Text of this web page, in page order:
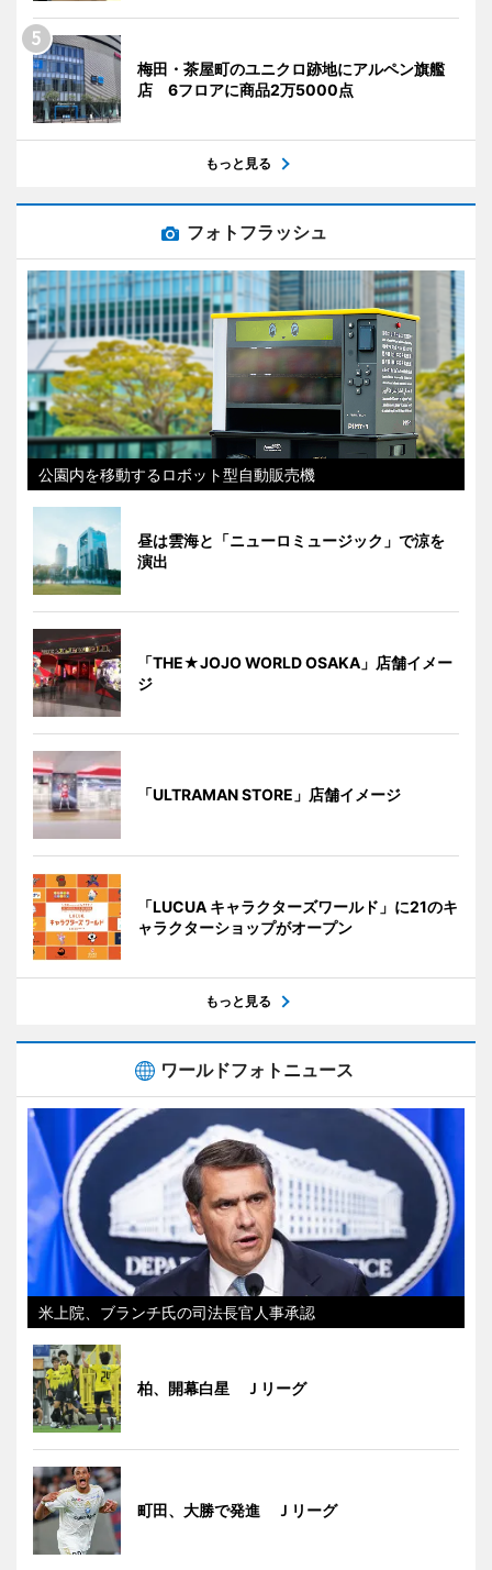
梅田・茶屋町のユニクロ跡地にアルペン旗艦
店 6フロアに商品2万5000点
もっと見る
フォトフラッシュ
公園内を移動するロボット型自動販売機
昼は雲海と「ニューロミュージック」で涼を
演出
「THE★JOJO WORLD OSAKA」店舗イメー
ジ
「ULTRAMAN STORE」店舗イメージ
「LUCUA キャラクターズワールド」に21のキ
ャラクターショップがオープン
もっと見る
ワールドフォトニュース
米上院、ブランチ氏の司法長官人事承認
柏、開幕白星 Ｊリーグ
町田、大勝で発進 Ｊリーグ